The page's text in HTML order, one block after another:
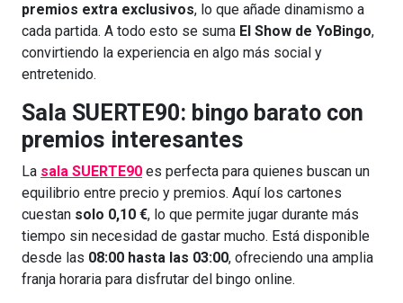
premios extra exclusivos, lo que añade dinamismo a
cada partida. A todo esto se suma El Show de YoBingo,
convirtiendo la experiencia en algo más social y
entretenido.
Sala SUERTE90: bingo barato con
premios interesantes
La sala SUERTE90 es perfecta para quienes buscan un
equilibrio entre precio y premios. Aquí los cartones
cuestan solo 0,10 €, lo que permite jugar durante más
tiempo sin necesidad de gastar mucho. Está disponible
desde las 08:00 hasta las 03:00, ofreciendo una amplia
franja horaria para disfrutar del bingo online.